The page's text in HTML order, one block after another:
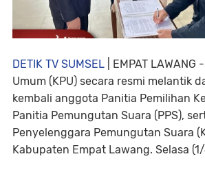
DETIK TV SUMSEL | EMPAT LAWANG -
Umum (KPU) secara resmi melantik
kembali anggota Panitia Pemilihan
Panitia Pemungutan Suara (PPS),
Penyelenggara Pemungutan Suara
Kabupaten Empat Lawang. Selasa